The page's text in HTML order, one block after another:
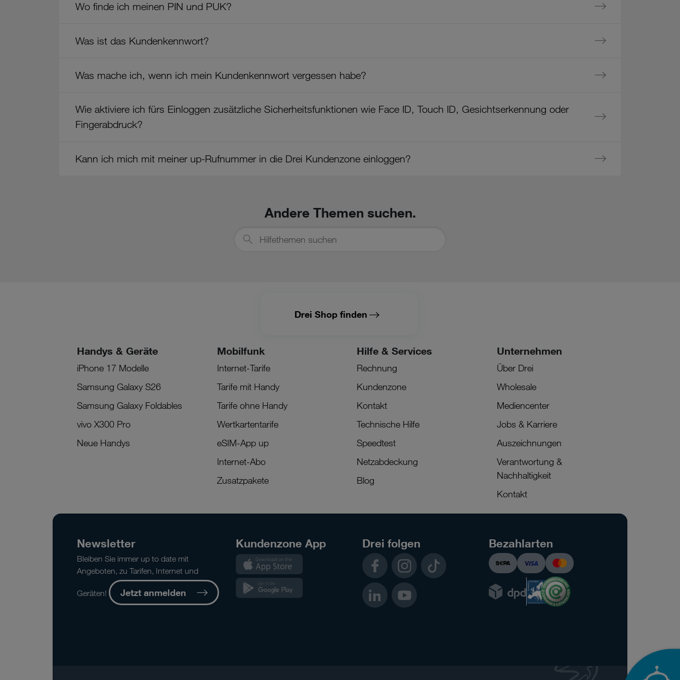
Kennwörter
Wo finde ich meinen PIN und PUK?
Was ist das Kundenkennwort?
Was mache ich, wenn ich mein Kundenkennwort vergessen habe?
Wie aktiviere ich fürs Einloggen zusätzliche Sicherheitsfunktionen wie Face ID, Touch ID, Gesichtserkennung oder
Fingerabdruck?
Kann ich mich mit meiner up-Rufnummer in die Drei Kundenzone einloggen?
Andere Themen suchen.
suchen
Drei Shop finden
Handys & Geräte
iPhone 17 Modelle
Samsung Galaxy S26
Samsung Galaxy Foldables
vivo X300 Pro
Neue Handys
Mobilfunk
Internet-Tarife
Tarife mit Handy
Tarife ohne Handy
Wertkartentarife
eSIM-App up
Internet-Abo
Zusatzpakete
Hilfe & Services
Rechnung
Kundenzone
Kontakt
Technische Hilfe
Speedtest
Netzabdeckung
Blog
Unternehmen
Über Drei
Wholesale
Mediencenter
Jobs & Karriere
Auszeichnungen
Verantwortung &
Nachhaltigkeit
Kontakt
Newsletter
Bleiben Sie immer up to date mit
Angeboten, zu Tarifen, Internet und
Geräten! Jetzt anmelden
Kundenzone App Drei folgen
InstagramTikTok
YouTube
Bezahlarten